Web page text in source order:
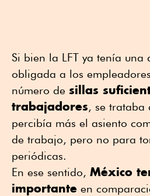
Si bien la LFT ya tenía una
obligada a los
número de sillas
trabajadores, se trataba
percibía más el asiento
de trabajo, pero no para
periódicas.
En ese sentido, México
importante en